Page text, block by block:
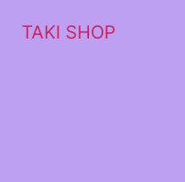
TAKI SHOP